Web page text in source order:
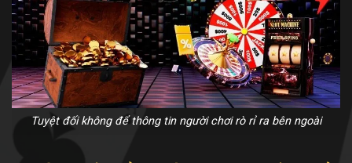
Tuyệt đối không để thông tin người chơi rò rỉ ra bên ngoài